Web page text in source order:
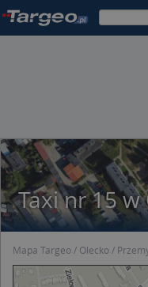
Taxi nr 15 w
Mapa Targeo Olecko